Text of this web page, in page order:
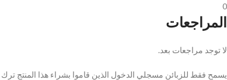
0
المراجعات
لا توجد مراجعات بعد.
يسمح فقط للزبائن مسجلي الدخول الذين قاموا بشراء هذا المنتج